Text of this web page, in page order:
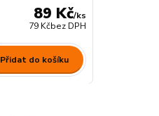
89 Kč/ks
79 Kčbez DPH
Přidat do košíku